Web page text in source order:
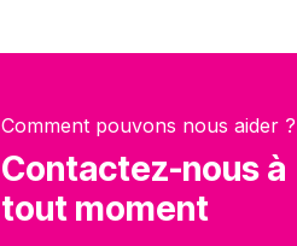
Comment pouvons nous aider ?
Contactez-nous à
tout moment